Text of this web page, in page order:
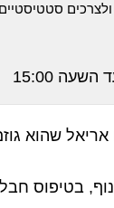
שהוא גוזם
בטיפוס